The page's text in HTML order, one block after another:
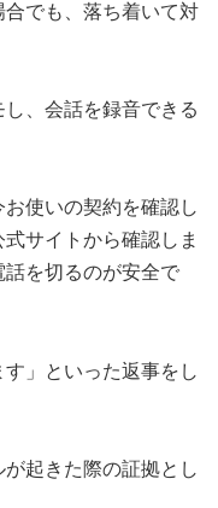
でも、落ち着いて対
、会話を録音できる
使いの契約を確認し
サイトから確認しま
を切るのが安全で
」といった返事をし
起きた際の証拠とし